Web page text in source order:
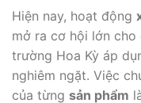
Hiện nay, hoạt động
mở ra cơ hội lớn cho
trường Hoa Kỳ áp
nghiêm ngặt. Việc
của từng sản phẩm